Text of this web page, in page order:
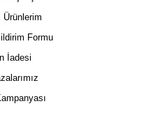
Ürünlerim
Formu
İadesi